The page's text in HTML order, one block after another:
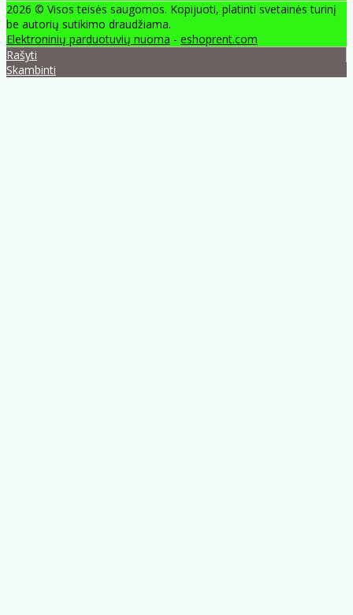
2026 © Visos teisės saugomos. Kopijuoti, platinti svetainės turinį
be autorių sutikimo draudžiama.
Elektroninių parduotuvių nuoma - eshoprent.com
Rašyti
Skambinti